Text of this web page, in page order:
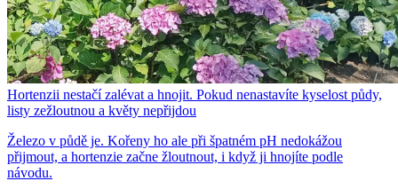
Hortenzii nestačí zalévat a hnojit. Pokud nenastavíte kyselost půdy,
listy zežloutnou a květy nepřijdou
Železo v půdě je. Kořeny ho ale při špatném pH nedokážou
přijmout, a hortenzie začne žloutnout, i když ji hnojíte podle
návodu.